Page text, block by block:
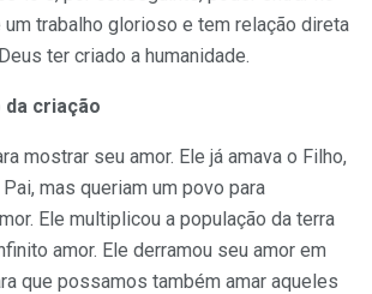
trabalho glorioso e tem relação direta
ter criado a humanidade.
criação
mostrar seu amor. Ele já amava o Filho,
mas queriam um povo para
Ele multiplicou a população da terra
amor. Ele derramou seu amor em
que possamos também amar aqueles